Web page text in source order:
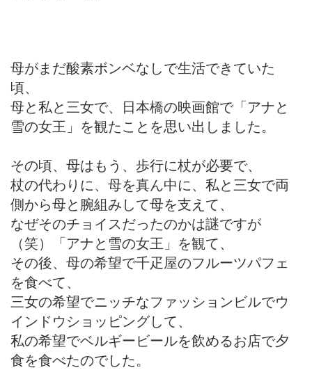
母がまだ酸素ボンベなしで生活できていた
頃、
母と私と三女で、日本橋の映画館で「アナと
雪の女王」を観たことを思い出しました。
その頃、母はもう、歩行に杖が必要で、
杖の代わりに、母を真ん中に、私と三女で両
側から母と腕組みして母を支えて、
なぜそのチョイスだったのかは謎ですが
（笑）「アナと雪の女王」を観て、
その後、母の希望で千疋屋のフルーツパフェ
を食べて、
三女の希望でニッチなファッションビルでウ
インドウショッピングして、
私の希望でベルギービールを飲めるお店で夕
食を食べたのでした。